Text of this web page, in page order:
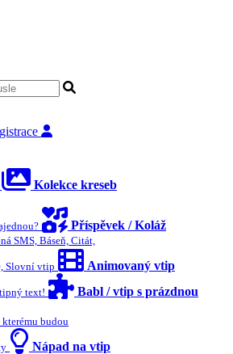
Kolekce kreseb
Příspěvek / Koláž
SMS, Báseň, Citát,
Slovní vtip Animovaný vtip
text!
Babl / vtip s prázdnou
kterému budou
Nápad na vtip